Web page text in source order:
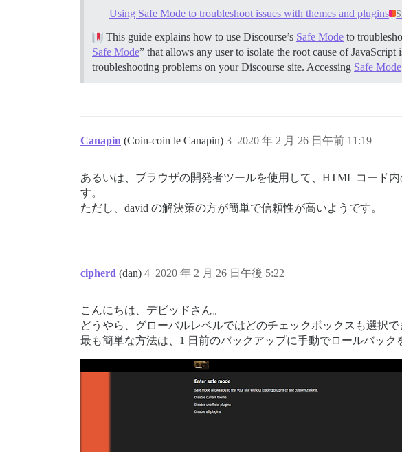
  border-radius: 2px;
  @include boxShadow;
}
// 一部のボタンから影を削除
.d-editor-button-bar .btn,
#revision .btn,
  border-radius: 0;
  box-shadow: none;
}
html {
background: url(linktoimage) no-repeat center center
  -moz-background-size: cover;
  -o-background-size: cover;
  background-size: cover;
}
そして、以下のコードを追加しました
  background: url('linktoimage');
Using Safe Mode to troubleshoot issues with themes and plugins
This guide explains how to use Discourse’s Safe Mode to
Safe Mode” that allows any user to isolate the root cause of
troubleshooting problems on your Discourse site. Accessing Safe Mode
Canapin (Coin-coin le Canapin) 2020 年 2 月 26 日午前 11:19
3
あるいは、ブラウザの開発者ツールを使用して、HTML コード
す。
ただし、david の解決策の方が簡単で信頼性が高いようです。
cipherd (dan) 2020 年 2 月 26 日午後 5:22
4
こんにちは、デビッドさん。
どうやら、グローバルレベルではどのチェックボックスも選択で
最も簡単な方法は、1 日前のバックアップに手動でロールバック